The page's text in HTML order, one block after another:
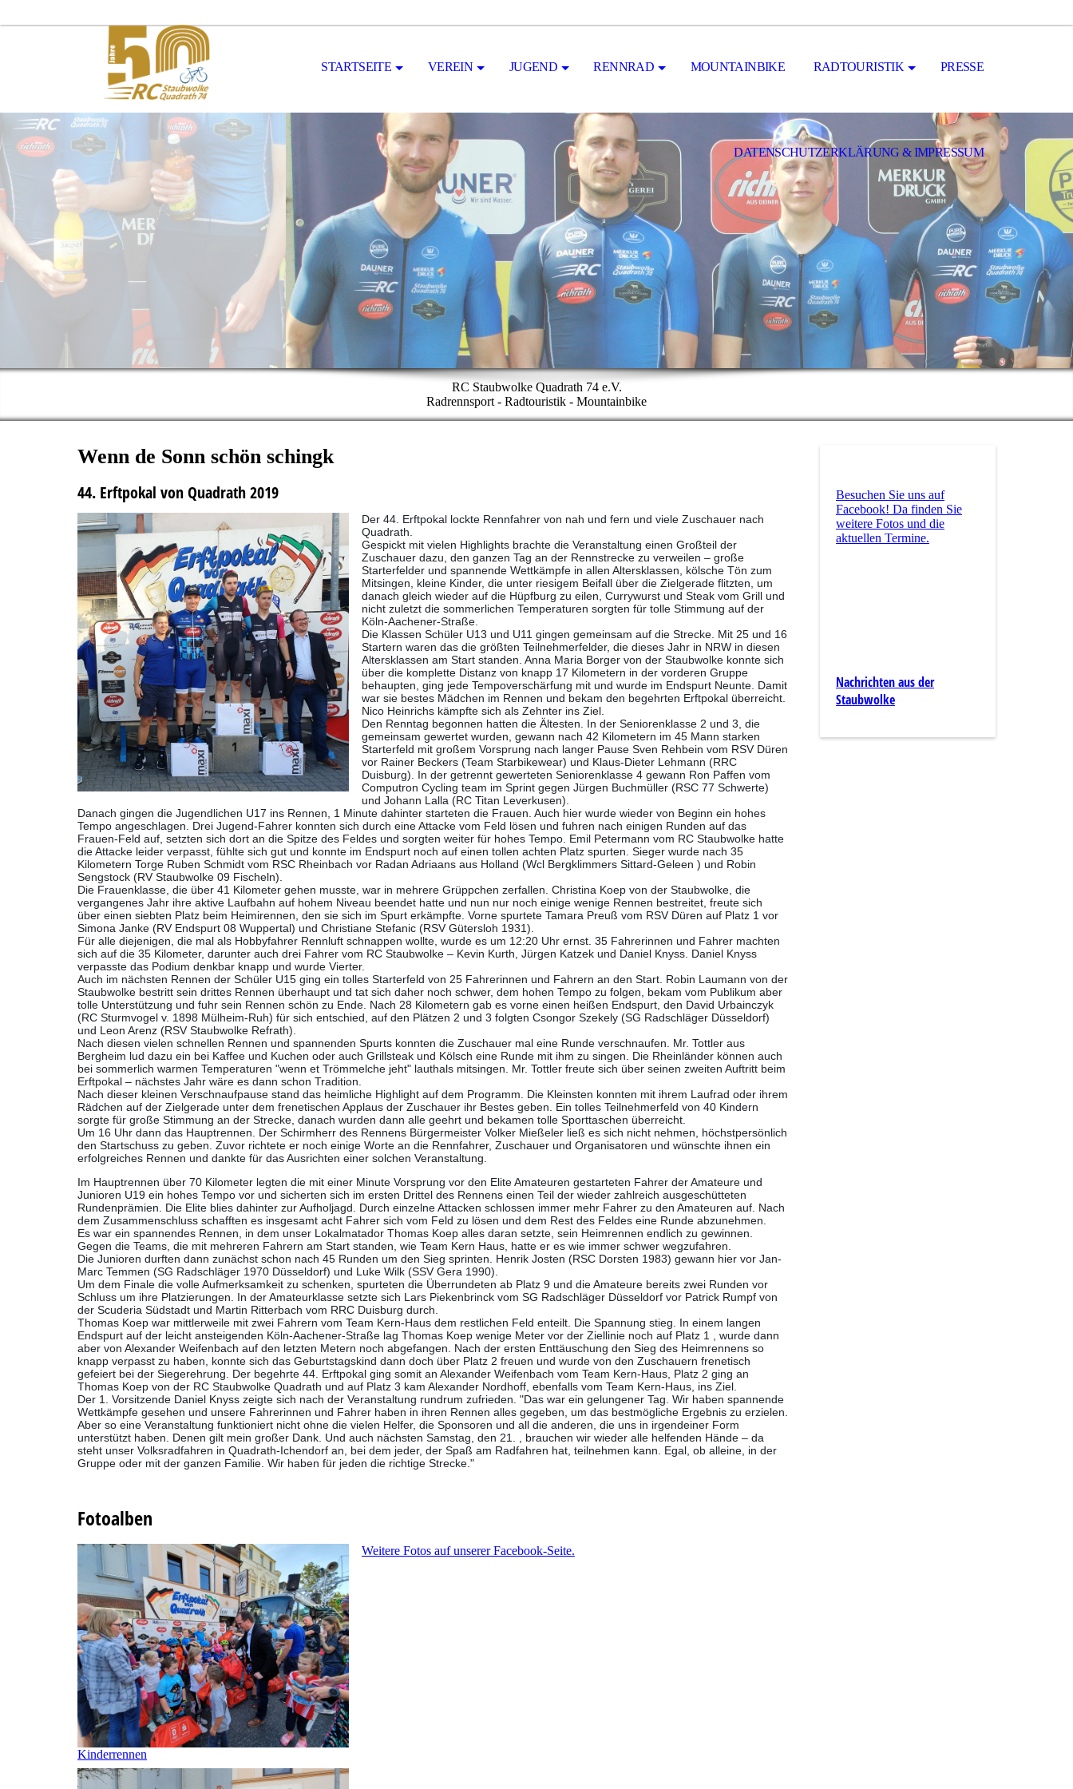
STARTSEITE VEREIN JUGEND RENNRAD MOUNTAINBIKE RADTOURISTIK PRESSE
DATENSCHUTZERKLÄRUNG & IMPRESSUM
RC Staubwolke Quadrath 74 e.V.
Radrennsport - Radtouristik - Mountainbike
Wenn de Sonn schön schingk
44. Erftpokal von Quadrath 2019
Der 44. Erftpokal lockte Rennfahrer von nah und fern und viele Zuschauer nach
Quadrath.
Gespickt mit vielen Highlights brachte die Veranstaltung einen Großteil der
Zuschauer dazu, den ganzen Tag an der Rennstrecke zu verweilen – große
Starterfelder und spannende Wettkämpfe in allen Altersklassen, kölsche Tön zum
Mitsingen, kleine Kinder, die unter riesigem Beifall über die Zielgerade flitzten, um
danach gleich wieder auf die Hüpfburg zu eilen, Currywurst und Steak vom Grill und
nicht zuletzt die sommerlichen Temperaturen sorgten für tolle Stimmung auf der
Köln-Aachener-Straße.
Die Klassen Schüler U13 und U11 gingen gemeinsam auf die Strecke. Mit 25 und 16
Startern waren das die größten Teilnehmerfelder, die dieses Jahr in NRW in diesen
Altersklassen am Start standen. Anna Maria Borger von der Staubwolke konnte sich
über die komplette Distanz von knapp 17 Kilometern in der vorderen Gruppe
behaupten, ging jede Tempoverschärfung mit und wurde im Endspurt Neunte. Damit
war sie bestes Mädchen im Rennen und bekam den begehrten Erftpokal überreicht.
Nico Heinrichs kämpfte sich als Zehnter ins Ziel.
Den Renntag begonnen hatten die Ältesten. In der Seniorenklasse 2 und 3, die
gemeinsam gewertet wurden, gewann nach 42 Kilometern im 45 Mann starken
Starterfeld mit großem Vorsprung nach langer Pause Sven Rehbein vom RSV Düren
vor Rainer Beckers (Team Starbikewear) und Klaus-Dieter Lehmann (RRC
Duisburg). In der getrennt gewerteten Seniorenklasse 4 gewann Ron Paffen vom
Computron Cycling team im Sprint gegen Jürgen Buchmüller (RSC 77 Schwerte)
und Johann Lalla (RC Titan Leverkusen).
Danach gingen die Jugendlichen U17 ins Rennen, 1 Minute dahinter starteten die Frauen. Auch hier wurde wieder von Beginn ein hohes
Tempo angeschlagen. Drei Jugend-Fahrer konnten sich durch eine Attacke vom Feld lösen und fuhren nach einigen Runden auf das
Frauen-Feld auf, setzten sich dort an die Spitze des Feldes und sorgten weiter für hohes Tempo. Emil Petermann vom RC Staubwolke hatte
die Attacke leider verpasst, fühlte sich gut und konnte im Endspurt noch auf einen tollen achten Platz spurten. Sieger wurde nach 35
Kilometern Torge Ruben Schmidt vom RSC Rheinbach vor Radan Adriaans aus Holland (Wcl Bergklimmers Sittard-Geleen ) und Robin
Sengstock (RV Staubwolke 09 Fischeln).
Die Frauenklasse, die über 41 Kilometer gehen musste, war in mehrere Grüppchen zerfallen. Christina Koep von der Staubwolke, die
vergangenes Jahr ihre aktive Laufbahn auf hohem Niveau beendet hatte und nun nur noch einige wenige Rennen bestreitet, freute sich
über einen siebten Platz beim Heimirennen, den sie sich im Spurt erkämpfte. Vorne spurtete Tamara Preuß vom RSV Düren auf Platz 1 vor
Simona Janke (RV Endspurt 08 Wuppertal) und Christiane Stefanic (RSV Gütersloh 1931).
Für alle diejenigen, die mal als Hobbyfahrer Rennluft schnappen wollte, wurde es um 12:20 Uhr ernst. 35 Fahrerinnen und Fahrer machten
sich auf die 35 Kilometer, darunter auch drei Fahrer vom RC Staubwolke – Kevin Kurth, Jürgen Katzek und Daniel Knyss. Daniel Knyss
verpasste das Podium denkbar knapp und wurde Vierter.
Auch im nächsten Rennen der Schüler U15 ging ein tolles Starterfeld von 25 Fahrerinnen und Fahrern an den Start. Robin Laumann von der
Staubwolke bestritt sein drittes Rennen überhaupt und tat sich daher noch schwer, dem hohen Tempo zu folgen, bekam vom Publikum aber
tolle Unterstützung und fuhr sein Rennen schön zu Ende. Nach 28 Kilometern gab es vorne einen heißen Endspurt, den David Urbainczyk
(RC Sturmvogel v. 1898 Mülheim-Ruh) für sich entschied, auf den Plätzen 2 und 3 folgten Csongor Szekely (SG Radschläger Düsseldorf)
und Leon Arenz (RSV Staubwolke Refrath).
Nach diesen vielen schnellen Rennen und spannenden Spurts konnten die Zuschauer mal eine Runde verschnaufen. Mr. Tottler aus
Bergheim lud dazu ein bei Kaffee und Kuchen oder auch Grillsteak und Kölsch eine Runde mit ihm zu singen. Die Rheinländer können auch
bei sommerlich warmen Temperaturen "wenn et Trömmelche jeht" lauthals mitsingen. Mr. Tottler freute sich über seinen zweiten Auftritt beim
Erftpokal – nächstes Jahr wäre es dann schon Tradition.
Nach dieser kleinen Verschnaufpause stand das heimliche Highlight auf dem Programm. Die Kleinsten konnten mit ihrem Laufrad oder ihrem
Rädchen auf der Zielgerade unter dem frenetischen Applaus der Zuschauer ihr Bestes geben. Ein tolles Teilnehmerfeld von 40 Kindern
sorgte für große Stimmung an der Strecke, danach wurden dann alle geehrt und bekamen tolle Sporttaschen überreicht.
Um 16 Uhr dann das Hauptrennen. Der Schirmherr des Rennens Bürgermeister Volker Mießeler ließ es sich nicht nehmen, höchstpersönlich
den Startschuss zu geben. Zuvor richtete er noch einige Worte an die Rennfahrer, Zuschauer und Organisatoren und wünschte ihnen ein
erfolgreiches Rennen und dankte für das Ausrichten einer solchen Veranstaltung.
Im Hauptrennen über 70 Kilometer legten die mit einer Minute Vorsprung vor den Elite Amateuren gestarteten Fahrer der Amateure und
Junioren U19 ein hohes Tempo vor und sicherten sich im ersten Drittel des Rennens einen Teil der wieder zahlreich ausgeschütteten
Rundenprämien. Die Elite blies dahinter zur Aufholjagd. Durch einzelne Attacken schlossen immer mehr Fahrer zu den Amateuren auf. Nach
dem Zusammenschluss schafften es insgesamt acht Fahrer sich vom Feld zu lösen und dem Rest des Feldes eine Runde abzunehmen.
Es war ein spannendes Rennen, in dem unser Lokalmatador Thomas Koep alles daran setzte, sein Heimrennen endlich zu gewinnen.
Gegen die Teams, die mit mehreren Fahrern am Start standen, wie Team Kern Haus, hatte er es wie immer schwer wegzufahren.
Die Junioren durften dann zunächst schon nach 45 Runden um den Sieg sprinten. Henrik Josten (RSC Dorsten 1983) gewann hier vor Jan-
Marc Temmen (SG Radschläger 1970 Düsseldorf) und Luke Wilk (SSV Gera 1990).
Um dem Finale die volle Aufmerksamkeit zu schenken, spurteten die Überrundeten ab Platz 9 und die Amateure bereits zwei Runden vor
Schluss um ihre Platzierungen. In der Amateurklasse setzte sich Lars Piekenbrinck vom SG Radschläger Düsseldorf vor Patrick Rumpf von
der Scuderia Südstadt und Martin Ritterbach vom RRC Duisburg durch.
Thomas Koep war mittlerweile mit zwei Fahrern vom Team Kern-Haus dem restlichen Feld enteilt. Die Spannung stieg. In einem langen
Endspurt auf der leicht ansteigenden Köln-Aachener-Straße lag Thomas Koep wenige Meter vor der Ziellinie noch auf Platz 1 , wurde dann
aber von Alexander Weifenbach auf den letzten Metern noch abgefangen. Nach der ersten Enttäuschung den Sieg des Heimrennens so
knapp verpasst zu haben, konnte sich das Geburtstagskind dann doch über Platz 2 freuen und wurde von den Zuschauern frenetisch
gefeiert bei der Siegerehrung. Der begehrte 44. Erftpokal ging somit an Alexander Weifenbach vom Team Kern-Haus, Platz 2 ging an
Thomas Koep von der RC Staubwolke Quadrath und auf Platz 3 kam Alexander Nordhoff, ebenfalls vom Team Kern-Haus, ins Ziel.
Der 1. Vorsitzende Daniel Knyss zeigte sich nach der Veranstaltung rundrum zufrieden. "Das war ein gelungener Tag. Wir haben spannende
Wettkämpfe gesehen und unsere Fahrerinnen und Fahrer haben in ihren Rennen alles gegeben, um das bestmögliche Ergebnis zu erzielen.
Aber so eine Veranstaltung funktioniert nicht ohne die vielen Helfer, die Sponsoren und all die anderen, die uns in irgendeiner Form
unterstützt haben. Denen gilt mein großer Dank. Und auch nächsten Samstag, den 21. , brauchen wir wieder alle helfenden Hände – da
steht unser Volksradfahren in Quadrath-Ichendorf an, bei dem jeder, der Spaß am Radfahren hat, teilnehmen kann. Egal, ob alleine, in der
Gruppe oder mit der ganzen Familie. Wir haben für jeden die richtige Strecke."
Fotoalben
Kinderrennen
Weitere Fotos auf unserer Facebook-Seite.
Besuchen Sie uns auf
Facebook! Da finden Sie
weitere Fotos und die
aktuellen Termine.
Nachrichten aus der
Staubwolke